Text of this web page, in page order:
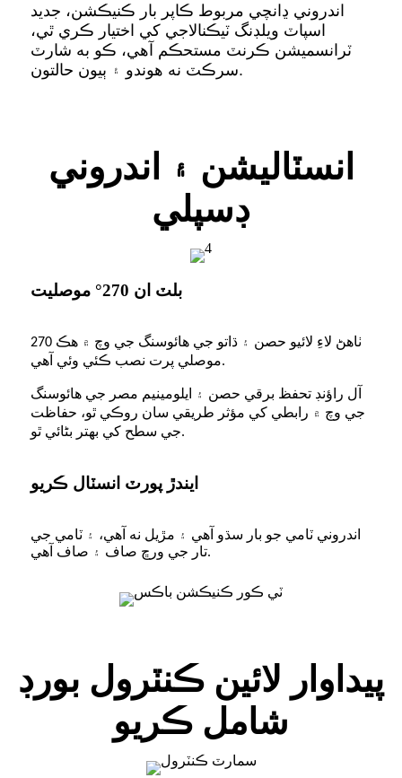
اندروني ڍانچي مربوط ڪاپر بار ڪنيڪشن، جديد
اسپاٽ ويلڊنگ ٽيڪنالاجي کي اختيار ڪري ٿي،
ٽرانسميشن ڪرنٽ مستحڪم آهي، ڪو به شارٽ
سرڪٽ نه هوندو ۽ ٻيون حالتون.
انسٽاليشن ۽ اندروني
ڊسپلي
بلٽ ان 270° موصليت
270 ٺاهڻ لاءِ لائيو حصن ۽ ڌاتو جي هائوسنگ جي وچ ۾ هڪ
موصلي پرت نصب ڪئي وئي آهي.
آل راؤنڊ تحفظ برقي حصن ۽ ايلومينيم مصر جي هائوسنگ
جي وچ ۾ رابطي کي مؤثر طريقي سان روڪي ٿو، حفاظت
جي سطح کي بهتر بڻائي ٿو.
ايندڙ پورٽ انسٽال ڪريو
اندروني ٽامي جو بار سڌو آهي ۽ مڙيل نه آهي، ۽ ٽامي جي
تار جي ورڇ صاف ۽ صاف آهي.
پيداوار لائين ڪنٽرول بورڊ
شامل ڪريو